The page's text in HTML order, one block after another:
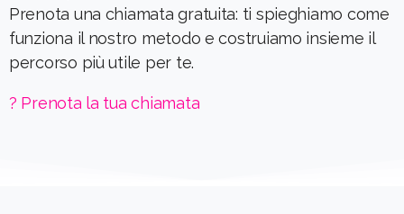
Prenota una chiamata gratuita: ti spieghiamo come
funziona il nostro metodo e costruiamo insieme il
percorso più utile per te.
? Prenota la tua chiamata